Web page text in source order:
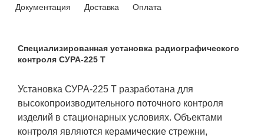
Документация Доставка Оплата
Специализированная установка радиографического
контроля СУРА-225 Т
Установка СУРА-225 Т разработана для
высокопроизводительного поточного контроля
изделий в стационарных условиях. Объектами
контроля являются керамические стрежни,